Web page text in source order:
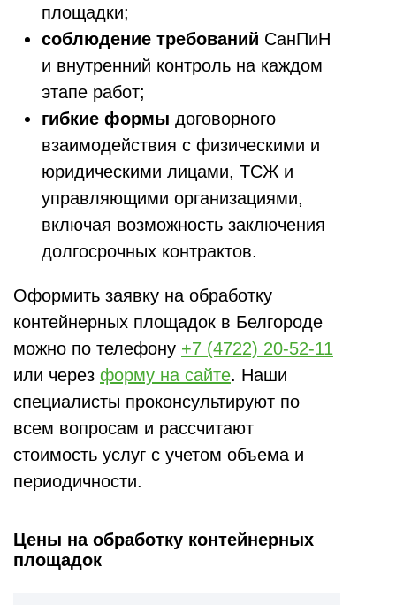
площадки;
соблюдение требований СанПиН
и внутренний контроль на каждом
этапе работ;
гибкие формы договорного
взаимодействия с физическими и
юридическими лицами, ТСЖ и
управляющими организациями,
включая возможность заключения
долгосрочных контрактов.
Оформить заявку на обработку
контейнерных площадок в Белгороде
можно по телефону +7 (4722) 20-52-11
или через форму на сайте. Наши
специалисты проконсультируют по
всем вопросам и рассчитают
стоимость услуг с учетом объема и
периодичности.
Цены на обработку контейнерных
площадок